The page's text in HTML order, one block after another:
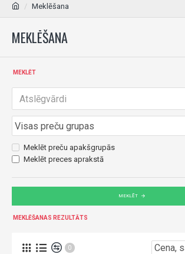
Meklēšana
MEKLĒŠANA
MEKLĒT
Meklēt preču apakšgrupās
Meklēt preces aprakstā
MEKLĒT
MEKLĒŠANAS REZULTĀTS
0